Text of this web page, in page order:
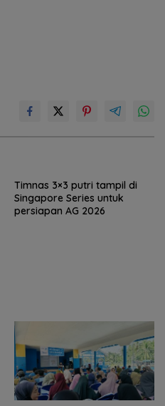
Timnas 3×3 putri tampil di
Singapore Series untuk
persiapan AG 2026